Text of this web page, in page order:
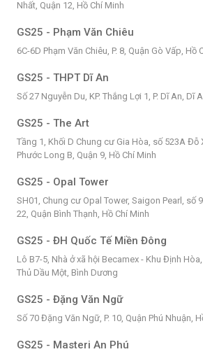
Nhất, Quận 12, Hồ Chí Minh
GS25 - Phạm Văn Chiêu
6C-6D Phạm Văn Chiêu, P. 8, Quận Gò Vấp, Hồ
GS25 - THPT Dĩ An
Số 27 Nguyễn Du, KP. Thắng Lợi 1, P. Dĩ An, Dĩ
GS25 - The Art
Tầng 1, Khối D Chung cư Gia Hòa, số 523A Đỗ
Phước Long B, Quận 9, Hồ Chí Minh
GS25 - Opal Tower
SH01, Chung cư Opal Tower, Saigon Pearl, số
22, Quận Bình Thạnh, Hồ Chí Minh
GS25 - ĐH Quốc Tế Miền Đông
Lô B7-5, Nhà ở xã hội Becamex - Khu Định
Thủ Dầu Một, Bình Dương
GS25 - Đặng Văn Ngữ
Số 70 Đặng Văn Ngữ, P. 10, Quận Phú Nhuận,
GS25 - Masteri An Phú